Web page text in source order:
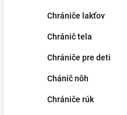
Chrániče lakťov
Chránič tela
Chrániče pre deti
Chánič nôh
Chrániče rúk